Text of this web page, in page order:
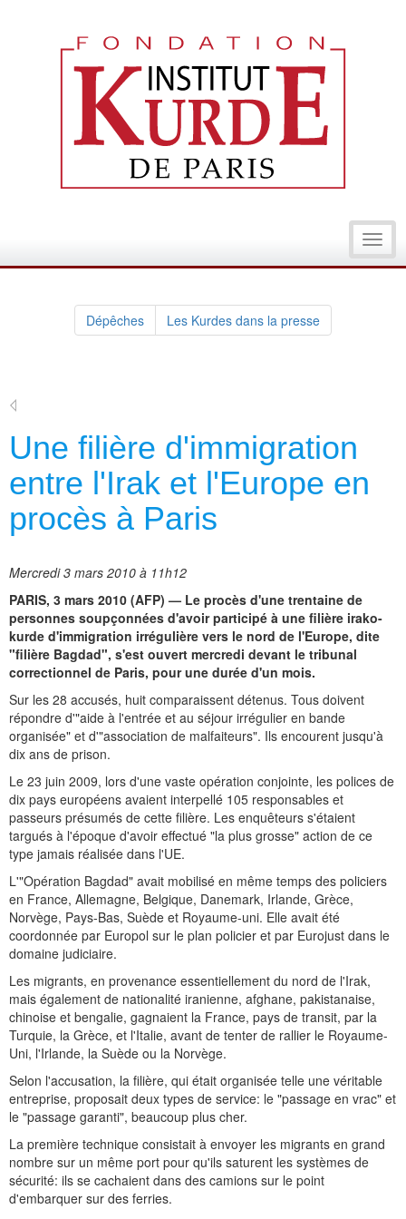
Dépêches Les Kurdes dans la presse
Une filière d'immigration
entre l'Irak et l'Europe en
procès à Paris
Mercredi 3 mars 2010 à 11h12
PARIS, 3 mars 2010 (AFP) — Le procès d'une trentaine de
personnes soupçonnées d'avoir participé à une filière irako-
kurde d'immigration irrégulière vers le nord de l'Europe, dite
"filière Bagdad", s'est ouvert mercredi devant le tribunal
correctionnel de Paris, pour une durée d'un mois.
Sur les 28 accusés, huit comparaissent détenus. Tous doivent
répondre d'"aide à l'entrée et au séjour irrégulier en bande
organisée" et d'"association de malfaiteurs". Ils encourent jusqu'à
dix ans de prison.
Le 23 juin 2009, lors d'une vaste opération conjointe, les polices de
dix pays européens avaient interpellé 105 responsables et
passeurs présumés de cette filière. Les enquêteurs s'étaient
targués à l'époque d'avoir effectué "la plus grosse" action de ce
type jamais réalisée dans l'UE.
L'"Opération Bagdad" avait mobilisé en même temps des policiers
en France, Allemagne, Belgique, Danemark, Irlande, Grèce,
Norvège, Pays-Bas, Suède et Royaume-uni. Elle avait été
coordonnée par Europol sur le plan policier et par Eurojust dans le
domaine judiciaire.
Les migrants, en provenance essentiellement du nord de l'Irak,
mais également de nationalité iranienne, afghane, pakistanaise,
chinoise et bengalie, gagnaient la France, pays de transit, par la
Turquie, la Grèce, et l'Italie, avant de tenter de rallier le Royaume-
Uni, l'Irlande, la Suède ou la Norvège.
Selon l'accusation, la filière, qui était organisée telle une véritable
entreprise, proposait deux types de service: le "passage en vrac" et
le "passage garanti", beaucoup plus cher.
La première technique consistait à envoyer les migrants en grand
nombre sur un même port pour qu'ils saturent les systèmes de
sécurité: ils se cachaient dans des camions sur le point
d'embarquer sur des ferries.